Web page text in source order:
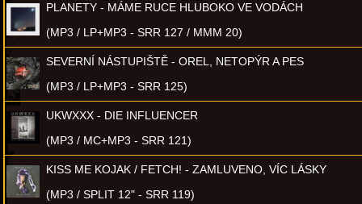
PLANETY - MÁME RUCE HLUBOKO VE VODÁCH
(MP3 / LP+MP3 - SRR 127 / MMM 20)
SEVERNÍ NÁSTUPIŠTĚ - OREL, NETOPÝR A PES
(MP3 / LP+MP3 - SRR 125)
UKWXXX - DIE INFLUENCER
(MP3 / MC+MP3 - SRR 121)
KISS ME KOJAK / FETCH! - ZAMLUVENO, VÍC LÁSKY
(MP3 / SPLIT 12" - SRR 119)